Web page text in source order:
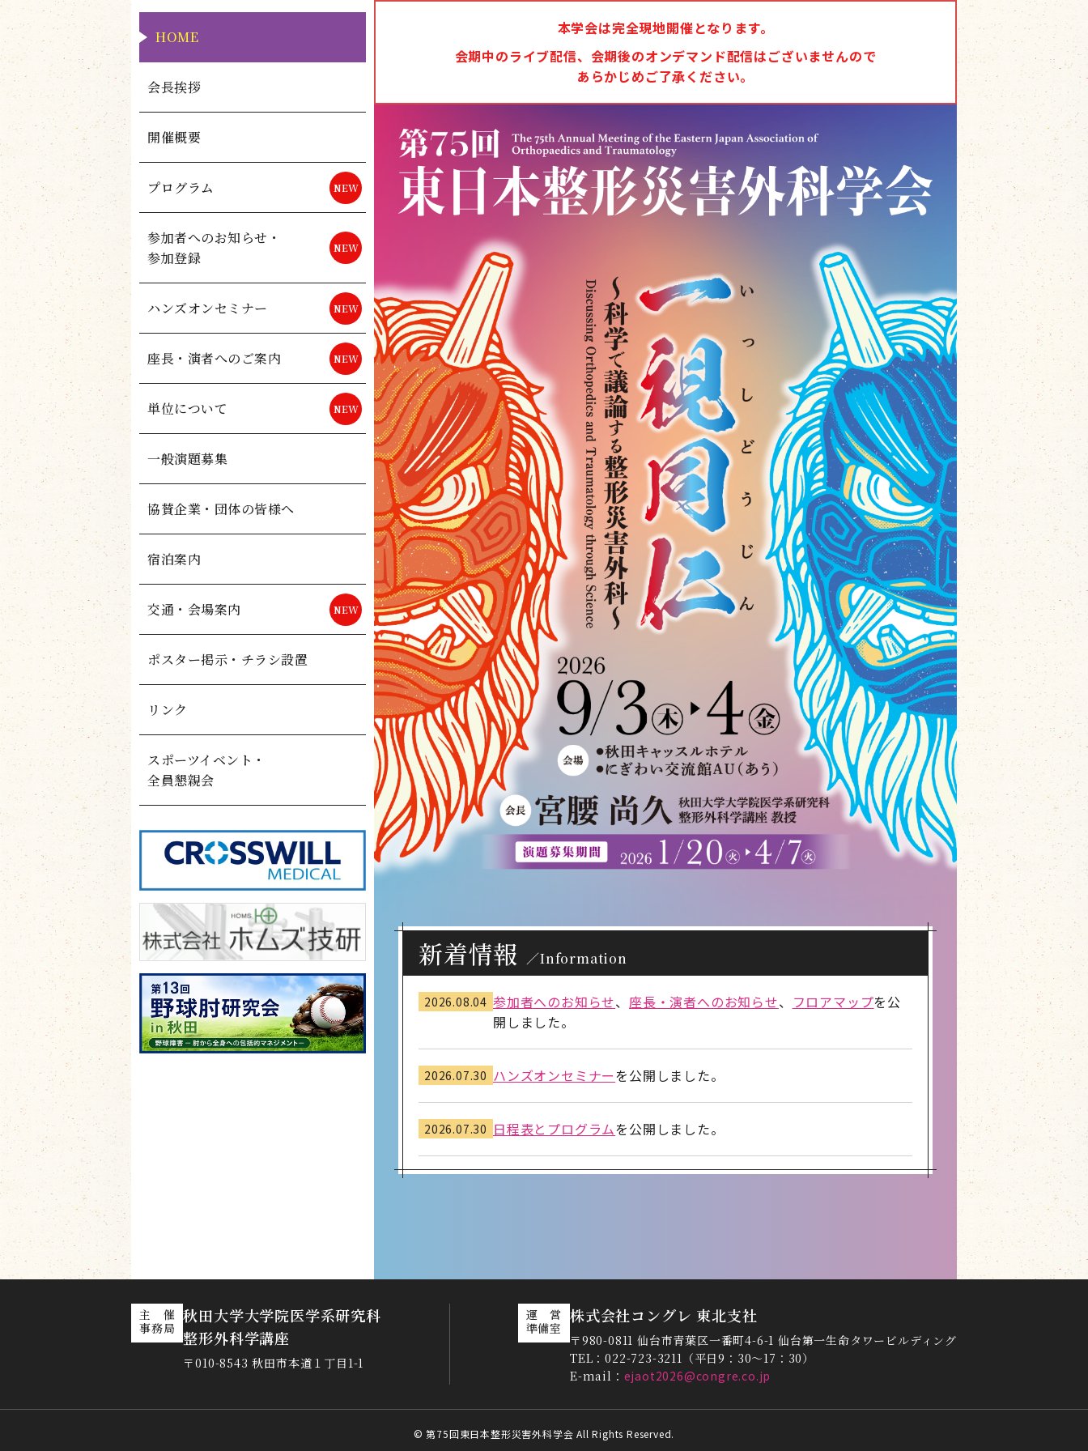
HOME
会長挨拶
開催概要
プログラム
参加者へのお知らせ・
参加登録
ハンズオンセミナー
座長・演者へのご案内
単位について
一般演題募集
協賛企業・団体の皆様へ
宿泊案内
交通・会場案内
ポスター掲示・チラシ設置
リンク
スポーツイベント・
全員懇親会
本学会は完全現地開催となります。
会期中のライブ配信、会期後のオンデマンド配信はございませんので
あらかじめご了承ください。
新着情報 ／Information
2026.08.04 参加者へのお知らせ、座長・演者へのお知らせ、 フロアマップを公
開しました。
2026.07.30 ハンズオンセミナーを公開しました。
2026.07.30 日程表とプログラムを公開しました。
演題募集を締め切りました。多数のご応募ありがとうございまし
一般演題募集を4月21日（火）まで延長しました。
主 催
事務局
秋田大学大学院医学系研究科
整形外科学講座
〒010-8543 秋田市本道１丁目1-1
運 営
準備室
株式会社コングレ 東北支社
〒980-0811 仙台市青葉区一番町4-6-1 仙台第一生命タワービルディング
TEL：022-723-3211（平日9：30～17：30）
E-mail： ejaot2026@congre.co.jp
© 第75回東日本整形災害外科学会 All Rights Reserved.